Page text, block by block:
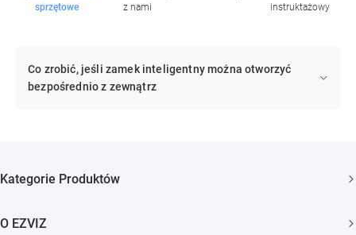
sprzętowe
z nami
instruktażowy
Co zrobić, jeśli zamek inteligentny można otworzyć
bezpośrednio z zewnątrz
Kategorie Produktów
O EZVIZ